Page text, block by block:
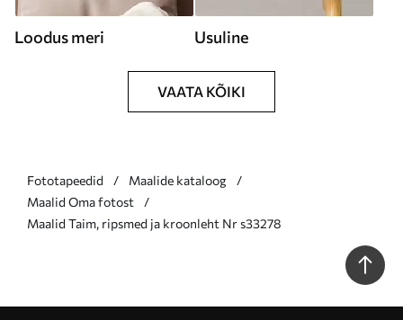
Loodus meri Usuline
VAATA KÕIKI
Fototapeedid
Maalide kataloog
Maalid Oma fotost
Maalid Taim, ripsmed ja kroonleht Nr s33278